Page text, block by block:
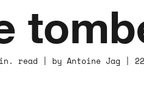
read | by Antoine Jag |